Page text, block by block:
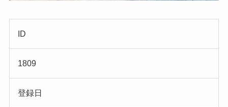
ID
1809
登録日